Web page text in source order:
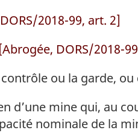
2018-99, art. 2]
[Abrogée, DORS/2018-
ou la garde,
d’une mine qui, au
nominale de la